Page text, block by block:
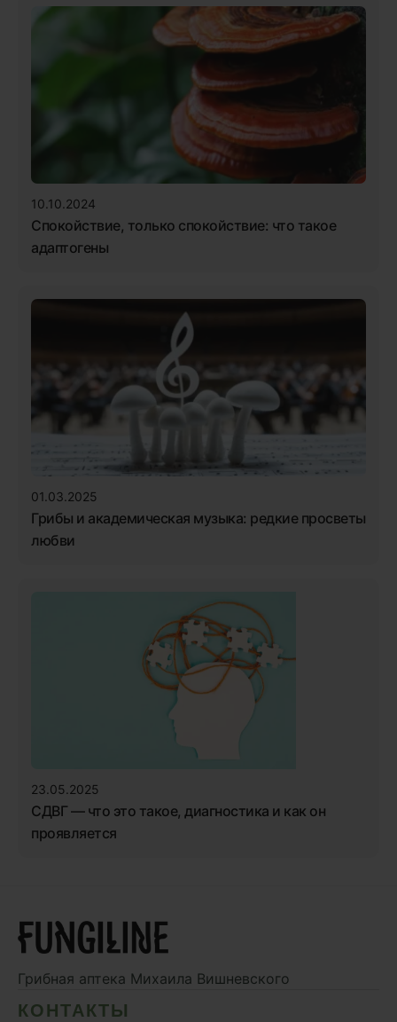
10.10.2024
Спокойствие, только спокойствие: что такое
адаптогены
01.03.2025
Грибы и академическая музыка: редкие просветы
любви
23.05.2025
СДВГ — что это такое, диагностика и как он
проявляется
Грибная аптека Михаила Вишневского
КОНТАКТЫ